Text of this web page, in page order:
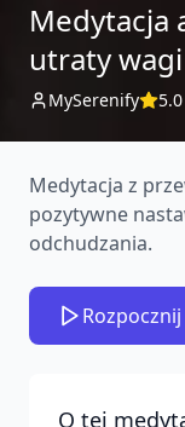
Medytacja
utraty wagi
MySerenify 5.0
Medytacja z
pozytywne
odchudzania.
O tej